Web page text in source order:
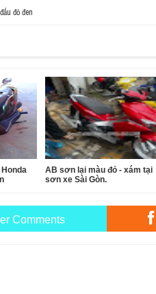
đỏ đen
AB sơn lại màu đỏ - xám tại
sơn xe Sài Gòn.
Comments